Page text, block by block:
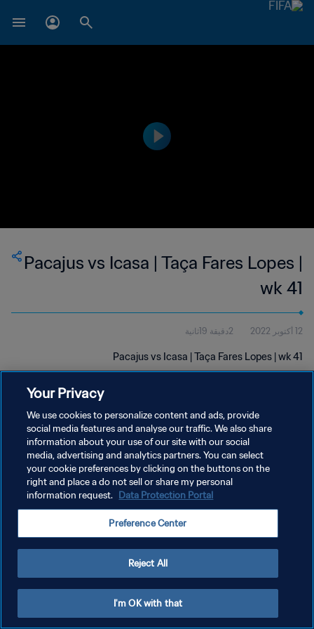
Pacajus vs Icasa | Taça Fares Lopes |
wk 41
12 أكتوبر 2022 2دقيقة 19ثانية
Pacajus vs Icasa | Taça Fares Lopes | wk 41
سياسة الخصوصية
شروط الخدمة
إدارة تفضيلات ملفات تعريف الارتباط
Your Privacy
We use cookies to personalize content and ads, provide
social media features and analyse our traffic. We also share
information about your use of our site with our social
media, advertising and analytics partners. You can select
your cookie preferences by clicking on the buttons on the
right and place a do not sell or share my personal
information request. Data Protection Portal
Preference Center
Reject All
I'm OK with that